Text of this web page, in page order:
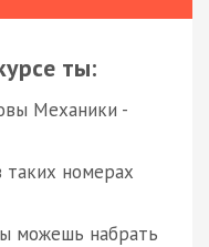
ты:
Механики -
таких номерах
можешь набрать